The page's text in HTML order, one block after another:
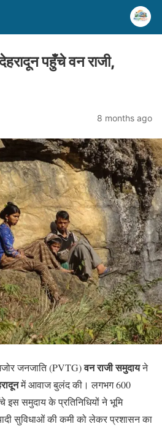
पहुँचे वन राजी,
8 months ago
जनजाति (PVTG)वन राजी समुदायने
में आवाज बुलंद की। लगभग 600
इस समुदाय के प्रतिनिधियों ने भूमि
सुविधाओं की कमी को लेकर प्रशासन का